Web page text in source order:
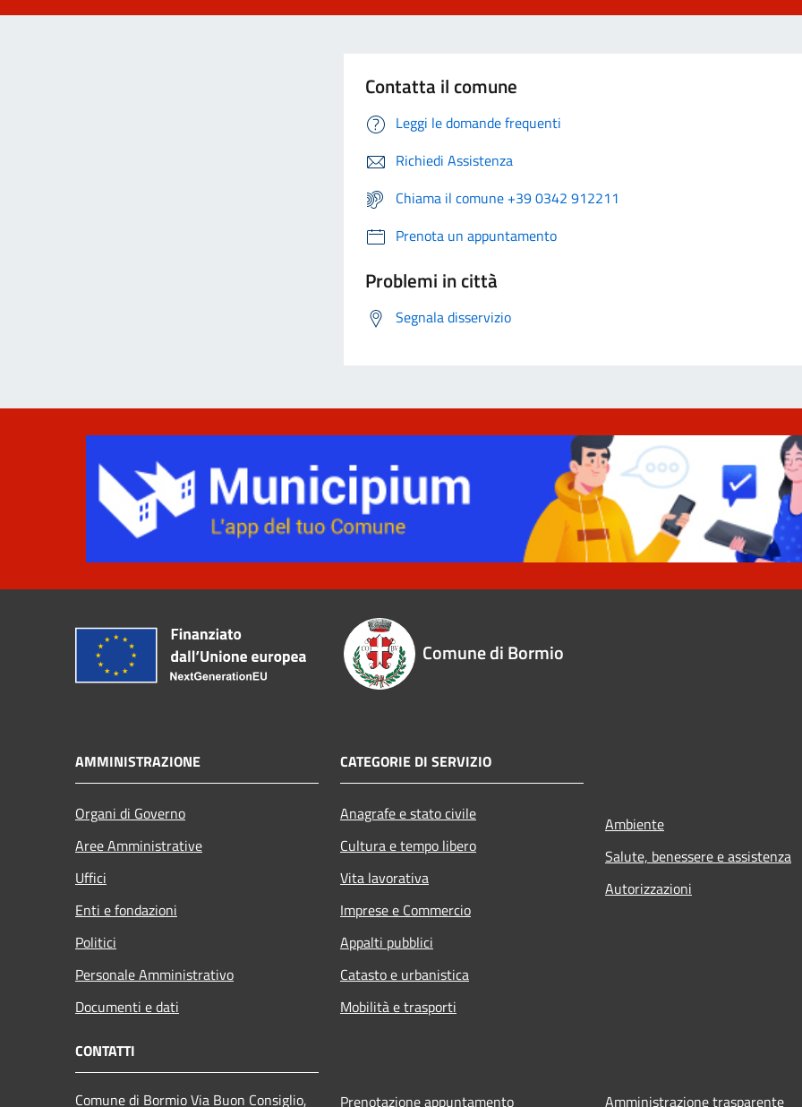
Contatta il comune
Leggi le domande frequenti
Richiedi Assistenza
Chiama il comune +39 0342 912211
Prenota un appuntamento
Problemi in città
Segnala disservizio
Comune di Bormio
AMMINISTRAZIONE
Organi di Governo
Aree Amministrative
Uffici
Enti e fondazioni
Politici
Personale Amministrativo
Documenti e dati
CATEGORIE DI SERVIZIO
Anagrafe e stato civile
Cultura e tempo libero
Vita lavorativa
Imprese e Commercio
Appalti pubblici
Catasto e urbanistica
Mobilità e trasporti
Ambiente
Salute, benessere e assistenza
Autorizzazioni
CONTATTI
Comune di Bormio Via Buon Consiglio, Prenotazione appuntamento Amministrazione trasparente